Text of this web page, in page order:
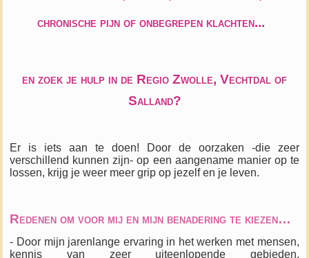
chronische pijn of onbegrepen klachten...
en zoek je hulp in de Regio Zwolle, Vechtdal of
Salland?
Er is iets aan te doen! Door de oorzaken -die zeer
verschillend kunnen zijn- op een aangename manier op te
lossen, krijg je weer meer grip op jezelf en je leven.
Redenen om voor mij en mijn benadering te kiezen…
- Door mijn jarenlange ervaring in het werken met mensen,
kennis van zeer uiteenlopende gebieden,